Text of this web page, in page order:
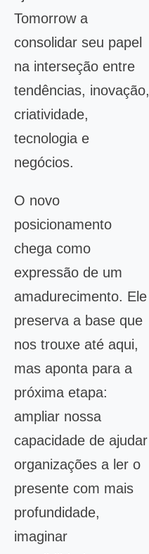
Tomorrow a
consolidar seu papel
na interseção entre
tendências, inovação,
criatividade,
tecnologia e
negócios.
O novo
posicionamento
chega como
expressão de um
amadurecimento. Ele
preserva a base que
nos trouxe até aqui,
mas aponta para a
próxima etapa:
ampliar nossa
capacidade de ajudar
organizações a ler o
presente com mais
profundidade,
imaginar